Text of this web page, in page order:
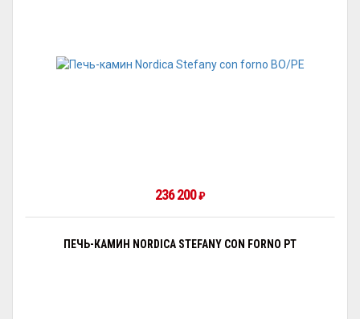
236 200₽
ПЕЧЬ-КАМИН NORDICA STEFANY CON FORNO PT